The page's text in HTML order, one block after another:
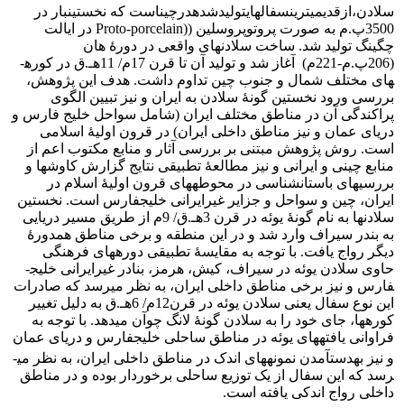
سلادن،ازقدیمی­ترینسفال­هایتولیدشدهدرچیناست که نخستین­بار در
3500­پ.م به صورت پروتوپروسلین ((Proto-porcelain در ایالت
چگینگ تولید شد. ساخت سلادن­های واقعی در دورۀ هان
(206پ.م-221م) آغاز شد و تولید آن تا قرن 17م/ 11هـ.ق در کوره­
های مختلف شمال و جنوب چین تداوم داشت. هدف این پژوهش،
بررسی ورود نخستین گونۀ سلادن­ به ایران و نیز تبیین الگوی
پراکندگی آن در مناطق مختلف ایران (شامل سواحل خلیج فارس و
دریای عمان و نیز مناطق داخلی ایران) در قرون اولیۀ اسلامی
است. روش پژوهش مبتنی بر بررسی آثار و منابع مکتوب اعم از
منابع چینی و ایرانی و نیز مطالعۀ تطبیقی نتایج گزارش­ کاوش­ها و
بررسی­های باستان­شناسی در محوطه­های قرون اولیۀ اسلام در
ایران، چین و سواحل و جزایر غیرایرانی خلیج­فارس است. نخستین
سلادن­ها به نام گونۀ یوئه در قرن 3هـ.ق/ 9م از طریق مسیر دریایی
به بندر سیراف وارد شد و در این منطقه و برخی مناطق هم­دورۀ
دیگر رواج یافت. با توجه به مقایسۀ تطبیقی دوره­های فرهنگی
حاوی سلادن یوئه در سیراف، کیش، هرمز، بنادر غیرایرانی خلیج­
فارس و نیز برخی مناطق داخلی ایران، به نظر می­رسد که صادرات
این نوع سفال یعنی سلادن یوئه در قرن12م/ 6هـ.ق به دلیل تغییر
کوره­ها، جای خود را به سلادن گونۀ لانگ چوآن می­دهد. با توجه به
فراوانی یافته­های یوئه در مناطق ساحلی خلیجفارس و دریای عمان
و نیز به­دست­آمدن نمونه­های اندک در مناطق داخلی ایران، به نظر می­
رسد که این سفال از یک توزیع ساحلی برخوردار بوده و در مناطق
داخلی رواج اندکی یافته است.